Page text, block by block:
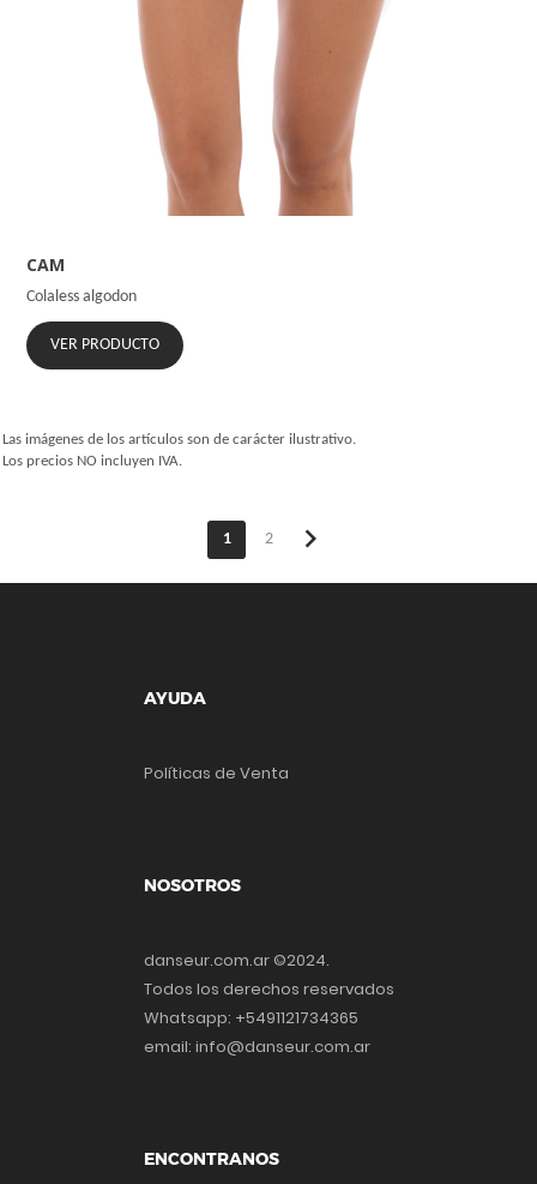
CAM
Colaless algodon
VER PRODUCTO
Las imágenes de los artículos son de carácter ilustrativo.
Los precios NO incluyen IVA.
1 2 chevron_right
AYUDA
Políticas de Venta
NOSOTROS
danseur.com.ar ©2024.
Todos los derechos reservados
Whatsapp: +5491121734365
email: info@danseur.com.ar
ENCONTRANOS